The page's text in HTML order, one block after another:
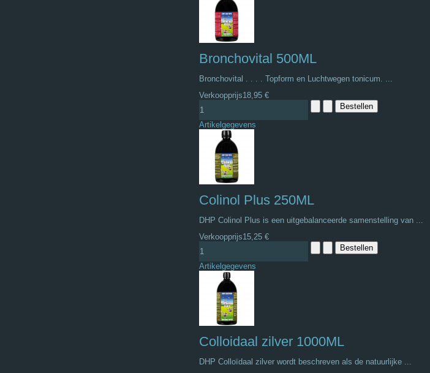
Bronchovital 500ML
Bronchovital . . . . Topform en Luchtwegen tonicum. ...
Verkoopprijs18,95 €
Artikelgegevens
Colinol Plus 250ML
DHP Colinol Plus is een uitgebalanceerde samenstelling van ...
Verkoopprijs15,25 €
Artikelgegevens
Colloidaal zilver 1000ML
DHP Colloïdaal zilver wordt beschreven als de natuurlijke ...